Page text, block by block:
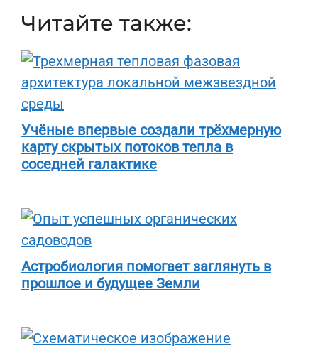
Читайте также:
Учёные впервые создали трёхмерную
карту скрытых потоков тепла в
соседней галактике
Астробиология помогает заглянуть в
прошлое и будущее Земли